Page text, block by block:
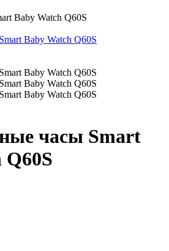
Baby Watch Q60S
часы Smart